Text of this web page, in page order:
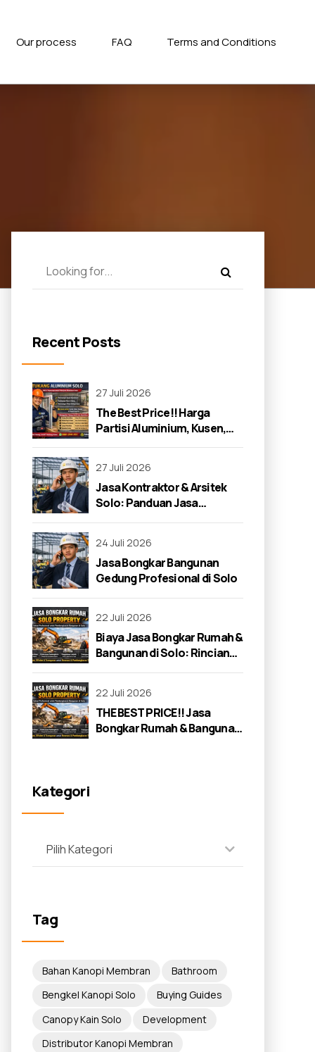
Our process FAQ Terms and Conditions
Recent Posts
27 Juli 2026
The Best Price!! Harga
Partisi Aluminium, Kusen,
dan Jendela di Solo 2026
27 Juli 2026
Jasa Kontraktor & Arsitek
Solo: Panduan Jasa
24 Juli 2026
Jasa Bongkar Bangunan
Gedung Profesional di Solo
22 Juli 2026
Biaya Jasa Bongkar Rumah &
Bangunan di Solo: Rincian
22 Juli 2026
THE BEST PRICE!! Jasa
Bongkar Rumah & Bangunan
Kategori
Pilih Kategori
Tag
Bahan Kanopi Membran
Bathroom
Bengkel Kanopi Solo
Buying Guides
Canopy Kain Solo
Development
Distributor Kanopi Membran